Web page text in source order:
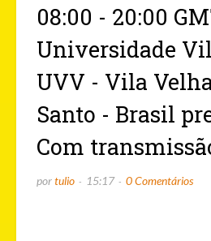
08:00 - 20:00
Universidade
UVV - Vila
Santo - Brasil
Com
portulio 15:17 0 Comentários